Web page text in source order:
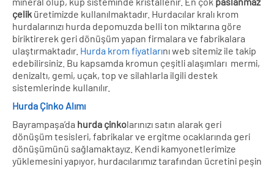
çelik üretimizde kullanılmaktadır. Hurdacılar kralı krom
hurdalarınızı hurda depomuzda belli ton miktarına göre
biriktirerek geri dönüşüm yapan firmalara ve fabrikalara
ulaştırmaktadır. Hurda krom fiyatlarını web sitemiz ile takip
edebilirsiniz. Bu kapsamda kromun çeşitli alaşımları mermi,
denizaltı, gemi, uçak, top ve silahlarla ilgili destek
sistemlerinde kullanılır.
Hurda Çinko Alımı
Bayrampaşa’da hurda çinkolarınızı satın alarak geri
dönüşüm tesisleri, fabrikalar ve ergitme ocaklarında geri
dönüşümünü sağlamaktayız. Kendi kamyonetlerimize
yüklemesini yapıyor, hurdacılarımız tarafından ücretini peşin